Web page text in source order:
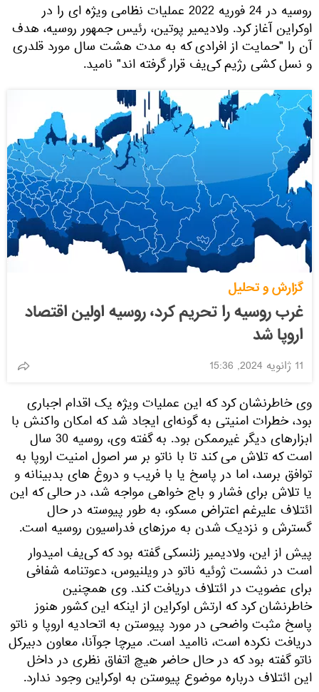
روسیه در 24 فوریه 2022 عملیات نظامی ویژه ای را در
اوکراین آغاز کرد. ولادیمیر پوتین، رئیس جمهور روسیه، هدف
آن را "حمایت از افرادی که به مدت هشت سال مورد قلدری
و نسل کشی رژیم کی‌یف قرار گرفته اند" نامید.
گزارش و تحلیل
غرب روسیه را تحریم کرد، روسیه اولین اقتصاد
اروپا شد
11 ژانویه 2024, 15:36
وی خاطرنشان کرد که این عملیات ویژه یک اقدام اجباری
بود، خطرات امنیتی به گونه‌ای ایجاد شد که امکان واکنش با
ابزارهای دیگر غیرممکن بود. به گفته وی، روسیه 30 سال
است که تلاش می کند تا با ناتو بر سر اصول امنیت اروپا به
توافق برسد، اما در پاسخ یا با فریب و دروغ های بدبینانه و
یا تلاش برای فشار و باج خواهی مواجه شد، در حالی که این
ائتلاف علیرغم اعتراض مسکو، به طور پیوسته در حال
گسترش و نزدیک شدن به مرزهای فدراسیون روسیه است.
پیش از این، ولادیمیر زلنسکی گفته بود که کی‌یف امیدوار
است در نشست ژوئیه ناتو در ویلنیوس، دعوتنامه شفافی
برای عضویت در ائتلاف دریافت کند. وی همچنین
خاطرنشان کرد که ارتش اوکراین از اینکه این کشور هنوز
پاسخ مثبت واضحی در مورد پیوستن به اتحادیه اروپا و ناتو
دریافت نکرده است، ناامید است. میرچا جوآنا، معاون دبیرکل
ناتو گفته بود که در حال حاضر هیچ اتفاق نظری در داخل
این ائتلاف درباره موضوع پیوستن به اوکراین وجود ندارد.